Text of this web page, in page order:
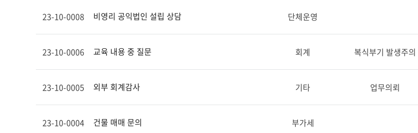
23-10-0008 비영리 공익법인 설립 상담 단체운영
23-10-0006 교육 내용 중 질문 회계 복식부기 발생주의
23-10-0005 외부 회계감사 기타 업무의뢰
23-10-0004 건물 매매 문의 부가세